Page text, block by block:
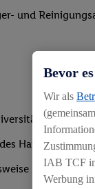
und
oder
Handels
sowie
Bevor
Wir als
IAB TCF
Werbung